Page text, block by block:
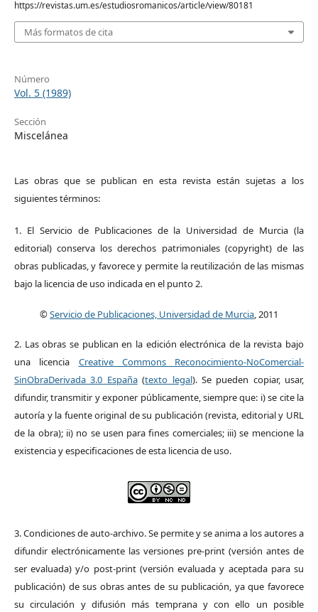
https://revistas.um.es/estudiosromanicos/article/view/80181
Más formatos de cita
Número
Vol. 5 (1989)
Sección
Miscelánea
Las obras que se publican en esta revista están sujetas a los
siguientes términos:
1. El Servicio de Publicaciones de la Universidad de Murcia (la
editorial) conserva los derechos patrimoniales (copyright) de las
obras publicadas, y favorece y permite la reutilización de las mismas
bajo la licencia de uso indicada en el punto 2.
©Servicio de Publicaciones, Universidad de Murcia, 2011
2. Las obras se publican en la edición electrónica de la revista bajo
una licencia Creative Commons Reconocimiento-NoComercial-
SinObraDerivada 3.0 España(texto legal). Se pueden copiar, usar,
difundir, transmitir y exponer públicamente, siempre que: i) se cite la
autoría y la fuente original de su publicación (revista, editorial y URL
de la obra); ii) no se usen para fines comerciales; iii) se mencione la
existencia y especificaciones de esta licencia de uso.
3. Condiciones de auto-archivo. Se permite y se anima a los autores a
difundir electrónicamente las versiones pre-print (versión antes de
ser evaluada) y/o post-print (versión evaluada y aceptada para su
publicación) de sus obras antes de su publicación, ya que favorece
su circulación y difusión más temprana y con ello un posible